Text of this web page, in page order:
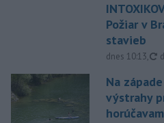
Požiar v
stavieb
dnes 10:13,
Na
výstrahy